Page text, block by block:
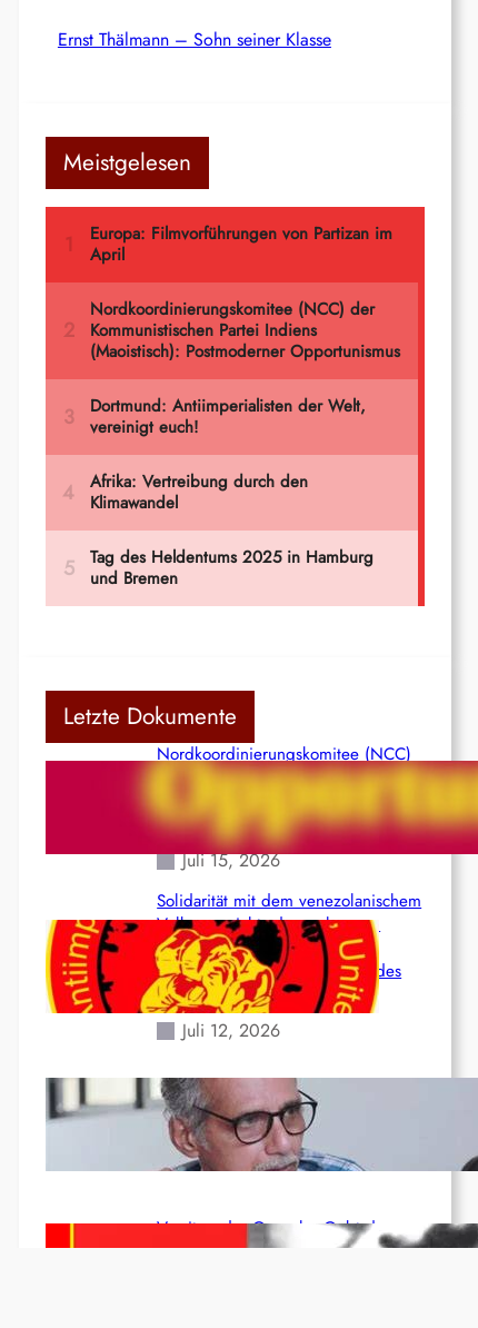
Ernst Thälmann – Sohn seiner Klasse
Meistgelesen
Letzte Dokumente
Nordkoordinierungskomitee (NCC)
der Kommunistischen Partei Indiens
(Maoistisch): Postmoderner
Opportunismus
Juli 15, 2026
Solidarität mit dem venezolanischem
Volk angesichts der verlorenen
Leben und der katastrophalen
Situation durch die Erdbeben des
24. Juni!
Juli 12, 2026
Indien: „Die Politik der Kapitulation“
von K. Murali (Ajith)
Juli 1, 2026
Vorsitzender Gonzalo: Gebt das
Leben für die Partei und die